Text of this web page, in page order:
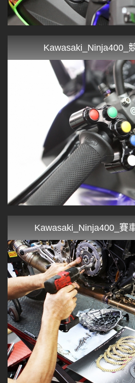
Kawasaki_Ninja400_
Kawasaki_Ninja400_賽